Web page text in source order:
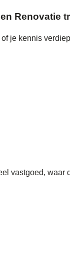
Renovatie
je kennis
vastgoed,